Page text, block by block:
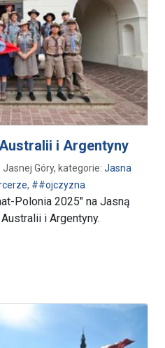
i Argentyny
Góry, kategorie: Jasna
, ##ojczyzna
Polonia 2025" na Jasną
i Argentyny.